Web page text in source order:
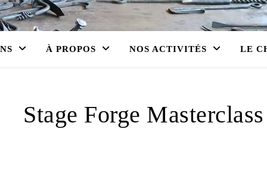
À PROPOS NOS ACTIVITÉS LE
Stage Forge